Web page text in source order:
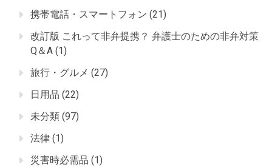
携帯電話・スマートフォン (21)
改訂版 これって非弁提携？ 弁護士のための非弁対策
Q＆A (1)
旅行・グルメ (27)
日用品 (22)
未分類 (97)
法律 (1)
災害時必需品 (1)